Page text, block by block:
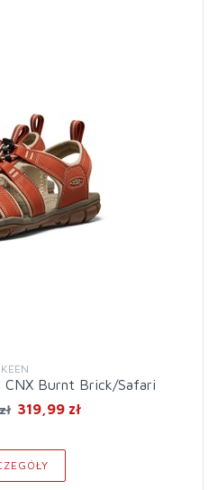
KEEN
CNX Burnt Brick/Safari
319,99 zł